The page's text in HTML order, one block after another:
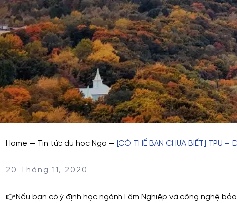
Home — Tin tức du học Nga — [CÓ THỂ BẠN CHƯA BIẾT] TPU –
20 Tháng 11, 2020
👉Nếu bạn có ý định học ngành Lâm Nghiệp và công nghệ